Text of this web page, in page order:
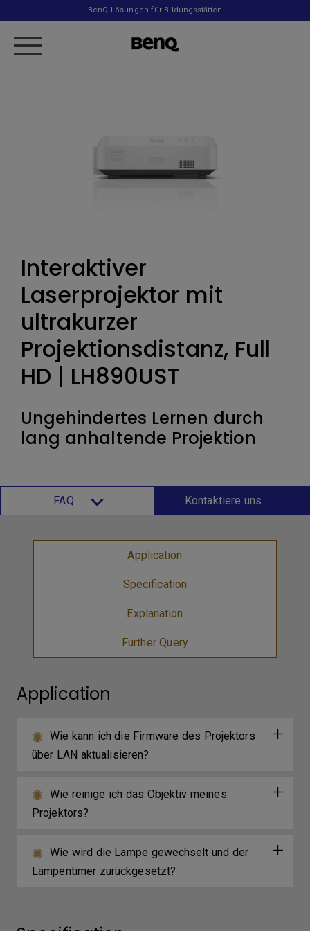
BenQ Lösungen für Bildungsstätten
Interaktiver
Laserprojektor mit
ultrakurzer
Projektionsdistanz, Full
HD | LH890UST
Ungehindertes Lernen durch
lang anhaltende Projektion
FAQ Kontaktiere uns
Application
Specification
Explanation
Further Query
Application
Wie kann ich die Firmware des Projektors
über LAN aktualisieren?
Wie reinige ich das Objektiv meines
Projektors?
Wie wird die Lampe gewechselt und der
Lampentimer zurückgesetzt?